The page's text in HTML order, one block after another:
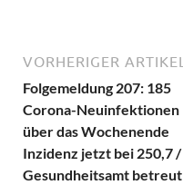
VORHERIGER ARTIKEL
Folgemeldung 207: 185
Corona-Neuinfektionen
über das Wochenende
Inzidenz jetzt bei 250,7 /
Gesundheitsamt betreut